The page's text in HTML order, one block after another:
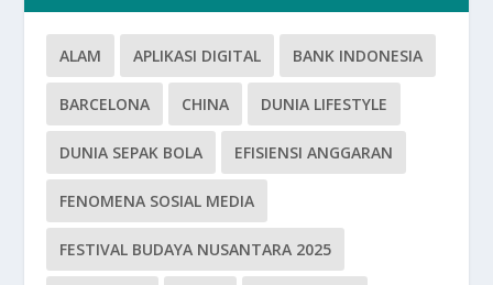
ALAM APLIKASI DIGITAL BANK INDONESIA
BARCELONA CHINA DUNIA LIFESTYLE
DUNIA SEPAK BOLA EFISIENSI ANGGARAN
FENOMENA SOSIAL MEDIA
FESTIVAL BUDAYA NUSANTARA 2025